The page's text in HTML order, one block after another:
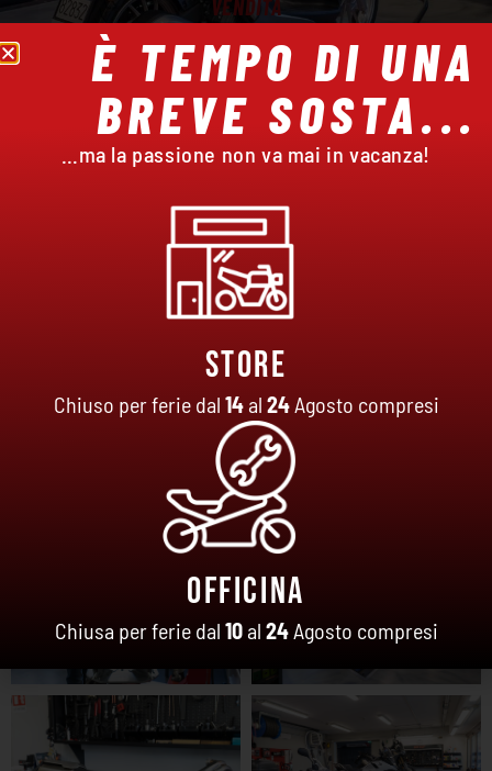
VENDITA
PER ASSICURARTI ASSISTENZA IMPECCABILE,
TEMPESTIVA, PRECISA E QUALIFICATA, SEMPRE!
È TEMPO DI UNA
BREVE SOSTA...
…ma la passione non va mai in vacanza!
Store
Chiuso per ferie dal 14al 24Agosto compresi
Officina
Chiusa per ferie dal 10al 24Agosto compresi